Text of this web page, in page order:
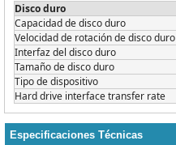
Disco duro
Capacidad de disco duro
Velocidad de rotación de disco duro
Interfaz del disco duro
Tamaño de disco duro
Tipo de dispositivo
Hard drive interface transfer rate
Especificaciones Técnicas